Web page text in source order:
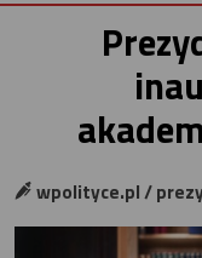
wpolityce.pl /